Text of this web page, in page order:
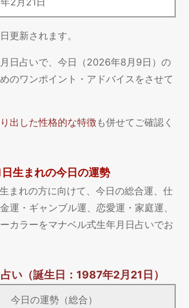
更新されます。
日占いで、今日（2026年8月9日）の
のワンポイント・アドバイスをさせて
出した性格的な特徴も併せてご確認く
生まれの今日の運勢
まれの方に向けて、今日の総合運、仕
運・ギャンブル運、恋愛運・家庭運、
カラーをマナベル式生年月日占いでお
い（誕生日：1987年2月21日）
今日の運勢（総合）